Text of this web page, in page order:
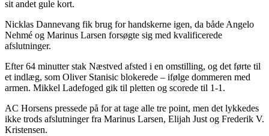
sit andet gule kort.
Nicklas Dannevang fik brug for handskerne igen, da både Angelo
Nehmé og Marinus Larsen forsøgte sig med kvalificerede
afslutninger.
Efter 64 minutter stak Næstved afsted i en omstilling, og det førte til
et indlæg, som Oliver Stanisic blokerede – ifølge dommeren med
armen. Mikkel Ladefoged gik til pletten og scorede til 1-1.
AC Horsens pressede på for at tage alle tre point, men det lykkedes
ikke trods afslutninger fra Marinus Larsen, Elijah Just og Frederik V.
Kristensen.